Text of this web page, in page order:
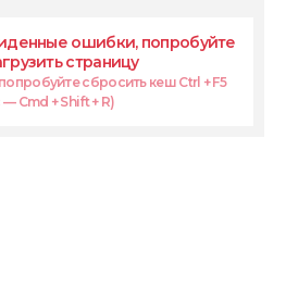
ошибки, попробуйте
страницу
сбросить кеш Ctrl + F5
— Cmd + Shift + R)